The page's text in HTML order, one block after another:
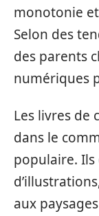
monotonie
Selon des
des parents
numériques
Les livres de
dans le
populaire.
aux